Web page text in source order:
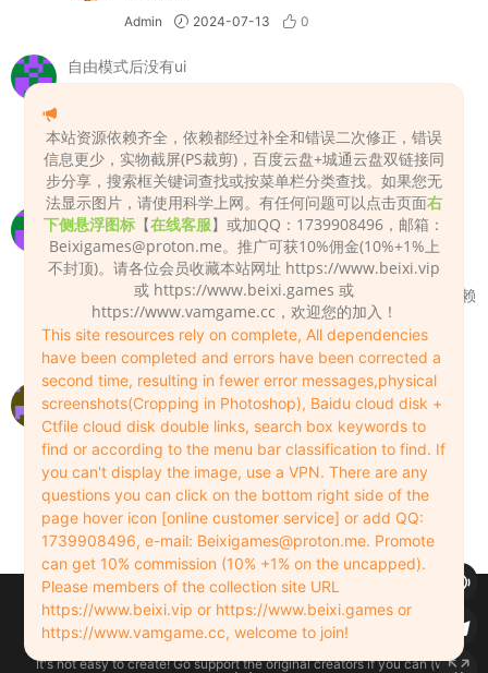
Admin 2024-07-13 0
自由模式后没有ui
有些场景适用于VR模式。
Admin 2024-07-14 0
怎么都不动啊 啊啊啊
zhaoxiyu 2024-09-13
检查一下你的VAM是不是缺少时间线插件或其它依赖
文件。
2024-09-13
这个百度链接失效了，站长有空补一下
Lin 2025-11-25 0
百度盘链接已补。
Admin 2025-11-26 0
Copyleft © 2022-2026 beixi.vip - All Rights Freedom！
创作不易！有能力的同学可以去支持一下原创作者（我们绝对支持），当然
了，您加入这里我们也绝对欢迎！
It's not easy to create! Go support the original creators if you can (we
本站资源依赖齐全，依赖都经过补全和错误二次修正，错误
信息更少，实物截屏(PS裁剪)，百度云盘+城通云盘双链接同
步分享，搜索框关键词查找或按菜单栏分类查找。如果您无
法显示图片，请使用科学上网。有任何问题可以点击页面右
下侧悬浮图标 【在线客服】或加QQ：1739908496，邮箱：
Beixigames@proton.me。推广可获10%佣金(10%+1%上
不封顶)。请各位会员收藏本站网址 https://www.beixi.vip
或 https://www.beixi.games 或
https://www.vamgame.cc，欢迎您的加入！
This site resources rely on complete, All dependencies
have been completed and errors have been corrected a
second time, resulting in fewer error messages,physical
screenshots(Cropping in Photoshop), Baidu cloud disk +
Ctfile cloud disk double links, search box keywords to
find or according to the menu bar classification to find. If
you can't display the image, use a VPN. There are any
questions you can click on the bottom right side of the
page hover icon [online customer service] or add QQ:
1739908496, e-mail: Beixigames@proton.me. Promote
can get 10% commission (10% +1% on the uncapped).
Please members of the collection site URL
https://www.beixi.vip or https://www.beixi.games or
https://www.vamgame.cc, welcome to join!